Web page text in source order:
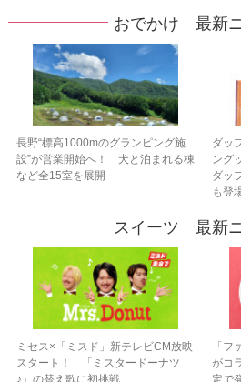
おでかけ 最新
長野“標高1000mのグランピング施
設”が営業開始へ！ 犬と泊まれる棟
など全15室を展開
ダッ
ング
ダッ
も登
スイーツ 最新
ミセス×「ミスド」新テレビCM放映
スタート！ 「ミスタードーナツ
♪」の替え歌に初挑戦
「フ
がコ
定で